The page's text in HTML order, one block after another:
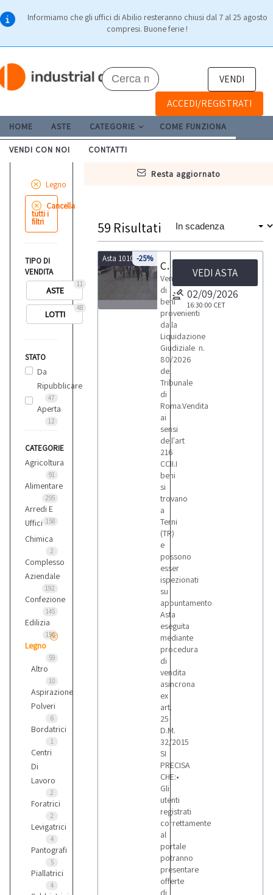
Informiamo che gli uffici di Abilio resteranno chiusi dal 7 al 25 agosto
compresi. Buone ferie !
VENDI
ACCEDI/REGISTRATI
HOME ASTE CATEGORIE COME FUNZIONA
VENDI CON NOI CONTATTI
resta aggiornato
Legno
Cancella
tutti i
filtri
TIPO DI
VENDITA
11
ASTE
48
LOTTI
STATO
Da
Ripubblicare
47
Aperta
12
CATEGORIE
Agricoltura
91
Alimentare
295
Arredi E
Uffici 158
Chimica
2
Complesso
Aziendale
192
Confezione
145
Edilizia
156
Legno
59
Altro
10
Aspirazione
Polveri
6
Bordatrici
1
Centri
Di
Lavoro
2
Foratrici
2
Levigatrici
4
Pantografi
5
Piallatrici
4
59 Risultati
Asta 10103-25%
Carrello elevatore scaffalature e articoli ferramenta
Vendita
di
beni
provenienti
dalla
Liquidazione
Giudiziale n.
80/2026
del
Tribunale
di
Roma.Vendita
ai
sensi
dell'art
216
CCII.I
beni
si
trovano
a
Terni
(TR)
e
possono
esser
ispezionati
su
appuntamento
Asta
eseguita
mediante
procedura
di
vendita
asincrona
ex
art.
25
D.M.
32/2015
SI
PRECISA
CHE:•
Gli
utenti
registrati
correttamente
al
portale
potranno
presentare
offerte
di
VEDI ASTA
02/09/2026
16:30:00 CET